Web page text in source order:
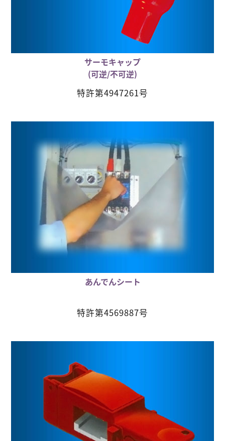
サーモキャップ
(可逆/不可逆)
特許第4947261号
あんでんシート
特許第4569887号